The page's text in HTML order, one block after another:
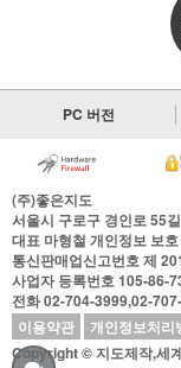
PC 버전
(주)좋은지도
서울시 구로구 경인로 55
대표 마형철 개인정보 보
통신판매업신고번호제
사업자 등록번호105-86-
전화02-704-3999,02-
이용약관
개인정보처리
Copyright © 지도제작,세